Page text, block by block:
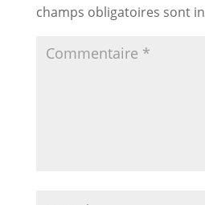
champs obligatoires sont